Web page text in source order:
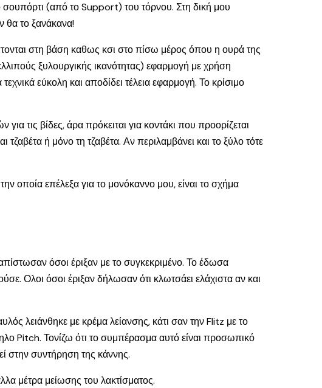
σουπόρτι (από το Support) του τόρνου. Στη δική μου
θα το ξανάκανα!
στη βάση καθως κσι στο πίσω μέρος όπου η ουρά της
ξυλουργικής ικανότητας) εφαρμογή με χρήση
εύκολη και αποδίδει τέλεια εφαρμογή. Το κρίσιμο
τις βίδες, άρα πρόκειται για κοντάκι που προορίζεται
ή μόνο τη τζαβέτα. Αν περιλαμβάνει και το ξύλο τότε
οποία επέλεξα για το μονόκαννο μου, είναι το σχήμα
όσοι έριξαν με το συγκεκριμένο. Το έδωσα
Ολοι όσοι έριξαν δήλωσαν ότι κλωτσάει ελάχιστα αν και
λειάνθηκε με κρέμα λείανσης, κάτι σαν την Flitz με το
Pitch. Τονίζω ότι το συμπέρασμα αυτό είναι προσωπικό
στην συντήρηση της κάννης.
μέτρα μείωσης του λακτίσματος.